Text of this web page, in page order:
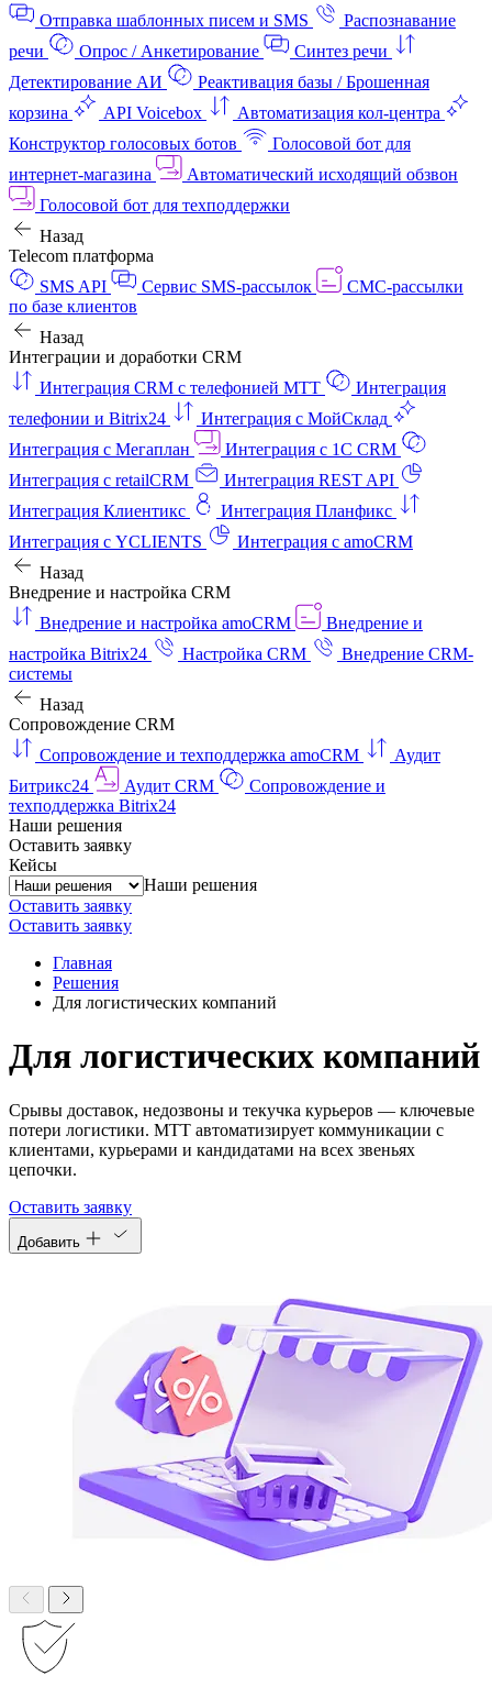
Отправка шаблонных писем и SMS
Распознавание
речи
Опрос / Анкетирование
Синтез речи
Детектирование АИ
Реактивация базы / Брошенная
корзина
API Voicebox
Автоматизация кол‑центра
Конструктор голосовых ботов
Голосовой бот для
интернет‑магазина
Автоматический исходящий обзвон
Голосовой бот для техподдержки
Назад
Telecom платформа
SMS API
Сервис SMS-рассылок
СМС-рассылки
по базе клиентов
Назад
Интеграции и доработки CRM
Интеграция CRM с телефонией МТТ
Интеграция
телефонии и Bitrix24
Интеграция с МойСклад
Интеграция с Мегаплан
Интеграция с 1C CRM
Интеграция с retailCRM
Интеграция REST API
Интеграция Клиентикс
Интеграция Планфикс
Интеграция с YCLIENTS
Интеграция с amoCRM
Назад
Внедрение и настройка CRM
Внедрение и настройка amoCRM
Внедрение и
настройка Bitrix24
Настройка CRM
Внедрение CRM-
системы
Назад
Сопровождение CRM
Сопровождение и техподдержка amoCRM
Аудит
Битрикс24
Аудит CRM
Сопровождение и
техподдержка Bitrix24
Наши решения
Оставить заявку
Кейсы
Наши решения
Оставить заявку
Оставить заявку
Главная
Решения
Для логистических компаний
Для логистических компаний
Срывы доставок, недозвоны и текучка курьеров — ключевые
потери логистики. МТТ автоматизирует коммуникации с
клиентами, курьерами и кандидатами на всех звеньях
цепочки.
Оставить заявку
Добавить